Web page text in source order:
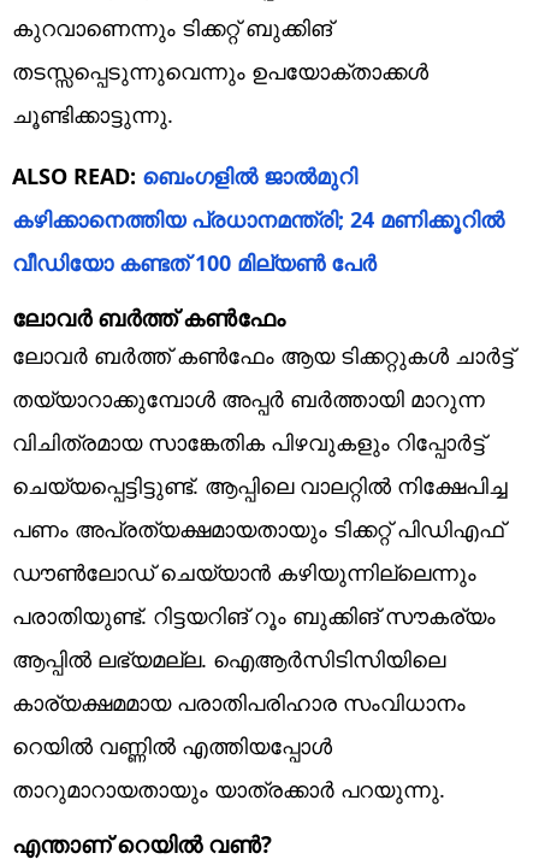
കുറവാണെന്നും ടിക്കറ്റ് ബുക്കിങ്
തടസ്സപ്പെടുന്നുവെന്നും ഉപയോക്താക്കൾ
ചൂണ്ടിക്കാട്ടുന്നു.
ALSO READ: ബെംഗളിൽ ജാൽമുറി
കഴിക്കാനെത്തിയ പ്രധാനമന്ത്രി; 24 മണിക്കൂറിൽ
വീഡിയോ കണ്ടത് 100 മില്യൺ പേർ
ലോവർ ബർത്ത് കൺഫേം
ലോവർ ബർത്ത് കൺഫേം ആയ ടിക്കറ്റുകൾ ചാർട്ട്
തയ്യാറാക്കുമ്പോൾ അപ്പർ ബർത്തായി മാറുന്ന
വിചിത്രമായ സാങ്കേതിക പിഴവുകളും റിപ്പോർട്ട്
ചെയ്യപ്പെട്ടിട്ടുണ്ട്. ആപ്പിലെ വാലറ്റിൽ നിക്ഷേപിച്ച
പണം അപ്രത്യക്ഷമായതായും ടിക്കറ്റ് പിഡിഎഫ്
ഡൗൺലോഡ് ചെയ്യാൻ കഴിയുന്നില്ലെന്നും
പരാതിയുണ്ട്. റിട്ടയറിങ് റൂം ബുക്കിങ് സൗകര്യം
ആപ്പിൽ ലഭ്യമല്ല. ഐആർസിടിസിയിലെ
കാര്യക്ഷമമായ പരാതിപരിഹാര സംവിധാനം
റെയിൽ വണ്ണിൽ എത്തിയപ്പോൾ
താറുമാറായതായും യാത്രക്കാർ പറയുന്നു.
എന്താണ് റെയിൽ വൺ?